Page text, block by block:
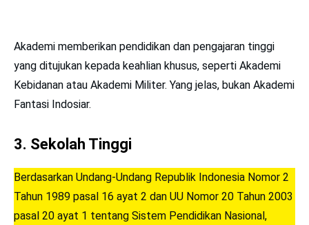
Akademi memberikan pendidikan dan pengajaran tinggi
yang ditujukan kepada keahlian khusus, seperti Akademi
Kebidanan atau Akademi Militer. Yang jelas, bukan Akademi
Fantasi Indosiar.
3. Sekolah Tinggi
Berdasarkan Undang-Undang Republik Indonesia Nomor 2
Tahun 1989 pasal 16 ayat 2 dan UU Nomor 20 Tahun 2003
pasal 20 ayat 1 tentang Sistem Pendidikan Nasional,